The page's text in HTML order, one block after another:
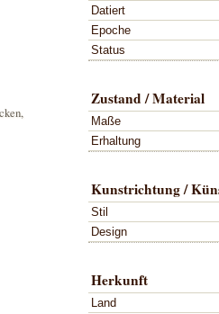
Datiert
Epoche
Status
Zustand / Material
Maße
Erhaltung
Kunstrichtung /
Stil
Design
Herkunft
Land